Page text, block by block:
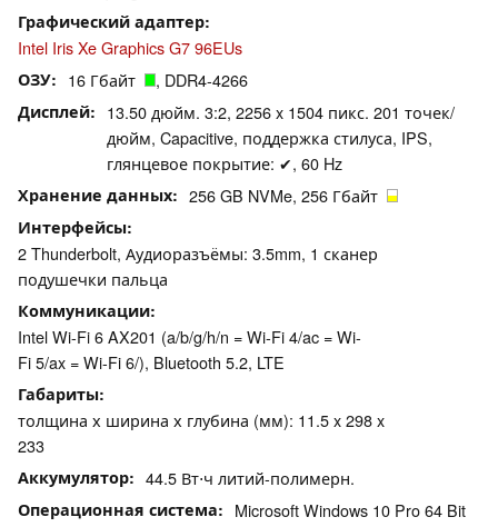
Графический адаптер
Intel Iris Xe Graphics G7 96EUs
ОЗУ 16 Гбайт , DDR4-4266
Дисплей
13.50 дюйм. 3:2, 2256 x 1504 пикс. 201 точек/
дюйм, Capacitive, поддержка стилуса, IPS,
глянцевое покрытие: ✔, 60 Hz
Хранение данных 256 GB NVMe, 256 Гбайт
Интерфейсы
2 Thunderbolt, Аудиоразъёмы: 3.5mm, 1 сканер
подушечки пальца
Коммуникации
Intel Wi-Fi 6 AX201 (a/b/g/h/n = Wi-Fi 4/ac = Wi-
Fi 5/ax = Wi-Fi 6/), Bluetooth 5.2, LTE
Габариты
толщина х ширина х глубина (мм): 11.5 x 298 x
233
Аккумулятор 44.5 Вт⋅ч литий-полимерн.
Операционная система Microsoft Windows 10 Pro 64 Bit